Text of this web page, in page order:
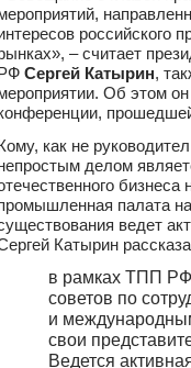
российского
– считает
РФ Сергей Катырин,
Об этом
Кому, как не
делом
палата
ведет
Катырин
в рамках ТПП РФ
советов по
и
свои
Ведется